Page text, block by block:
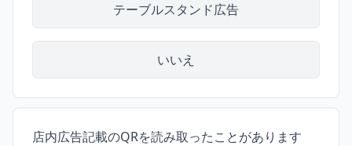
テーブルスタンド広告
いいえ
店内広告記載のQRを読み取ったことがあります